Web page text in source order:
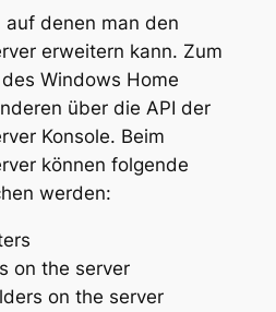
auf denen man den
erweitern kann. Zum
Windows Home
über die API der
Konsole. Beim
können folgende
werden:
on the server
on the server